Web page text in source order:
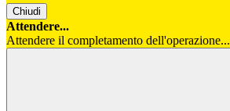
Chiudi
Attendere...
Attendere il completamento dell'operazione...